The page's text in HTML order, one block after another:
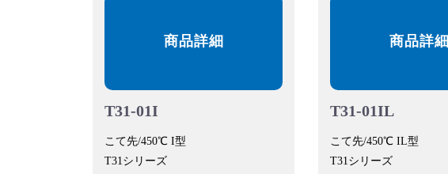
商品詳細
T31-01I
こて先/450℃ I型
T31シリーズ
商品詳細
T31-01IL
こて先/450℃ IL型
T31シリーズ